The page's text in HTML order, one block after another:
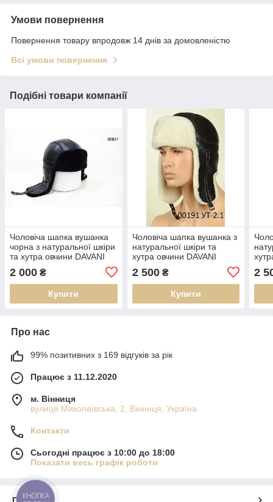
Умови повернення
Повернення товару впродовж 14 днів за домовленістю
Всі умови повернення
Подібні товари компанії
Чоловіча шапка вушанка
чорна з натуральної шкіри
та хутра овчини DAVANI
2 000 ₴
Купити
Чоловіча шапка вушанка з
натуральної шкіри та
хутра овчини DAVANI
2 500₴
Купити
2
Про нас
99% позитивних з 169 відгуків за рік
Працює з 11.12.2020
м. Вінниця
вулиця Миколаївська, 2, Вінниця, Україна
Контакти
Сьогодні працює з 10:00 до 18:00
Показати весь графік роботи
КНОПКА